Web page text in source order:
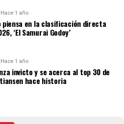
Hace 1 año
piensa en la clasificación directa
‘El Samurai Godoy’
Hace 1 año
invicto y se acerca al top 30 de
hace historia